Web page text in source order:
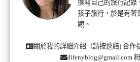
撰寫自己的旅行記錄
孩子旅行，於是有著
觀。
關於我的詳細介紹（請按連結)合作
difenyblog@gmail.com